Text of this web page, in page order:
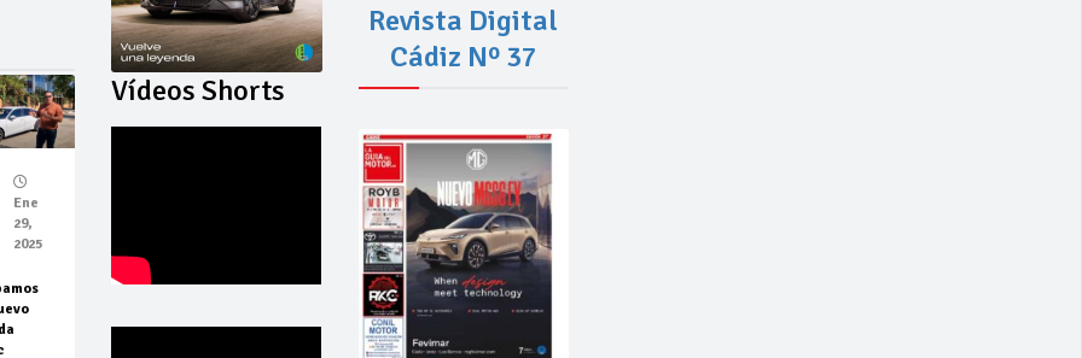
Ene
29,
2025
Vídeos Shorts
Revista Digital
Cádiz Nº 37